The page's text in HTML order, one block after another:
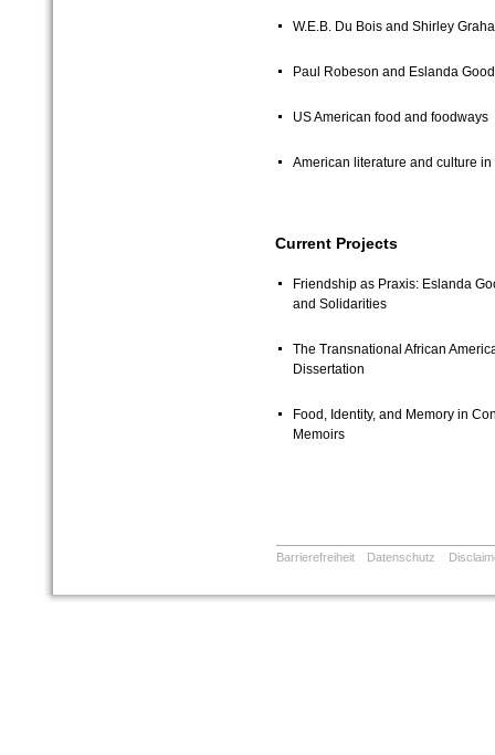
W.E.B. Du Bois and Shirley
Paul Robeson and Eslanda
US American food and foodways
American literature and culture in
Current Projects
Friendship as Praxis: Eslanda
and Solidarities
The Transnational African
Dissertation
Food, Identity, and Memory in
Memoirs
Barrierefreiheit Datenschutz